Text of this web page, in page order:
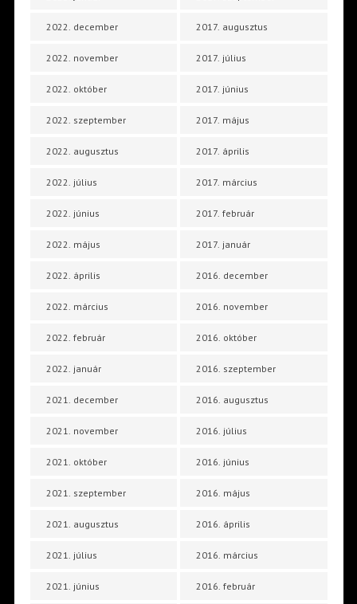
2022. december
2022. november
2022. október
2022. szeptember
2022. augusztus
2022. július
2022. június
2022. május
2022. április
2022. március
2022. február
2022. január
2021. december
2021. november
2021. október
2021. szeptember
2021. augusztus
2021. július
2021. június
2017. augusztus
2017. július
2017. június
2017. május
2017. április
2017. március
2017. február
2017. január
2016. december
2016. november
2016. október
2016. szeptember
2016. augusztus
2016. július
2016. június
2016. május
2016. április
2016. március
2016. február